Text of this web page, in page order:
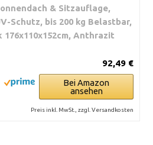
& Sitzauflage,
Schutz, bis 200 kg Belastbar,
Anthrazit
92,49 €
Bei Amazon
ansehen
Preis inkl. MwSt., zzgl. Versandkosten